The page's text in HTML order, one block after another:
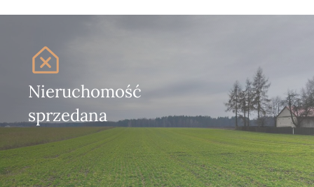
Nieruchomość
sprzedana